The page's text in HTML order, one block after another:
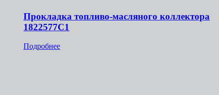
Прокладка топливо-масляного коллектора
1822577С1
Подробнее